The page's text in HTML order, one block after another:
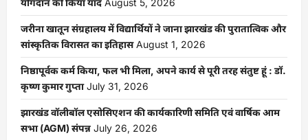
योगदान को किया याद August 5, 2026
जरीना खातून संग्रहालय में विद्यार्थियों ने जाना झारखंड की पुरातात्विक और
सांस्कृतिक विरासत का इतिहास August 1, 2026
निष्ठापूर्वक कर्म किया, फल भी मिला, अपने कार्य से पूरी तरह संतुष्ट हूं : डॉ.
कृष्ण कुमार गुप्ता July 31, 2026
झारखंड वॉलीबॉल एसोसिएशन की कार्यकारिणी समिति एवं वार्षिक आम
सभा (AGM) संपन्न July 26, 2026